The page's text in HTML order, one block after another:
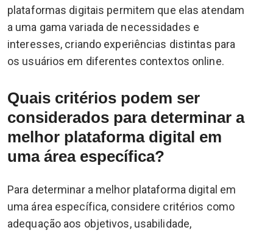
plataformas digitais permitem que elas atendam
a uma gama variada de necessidades e
interesses, criando experiências distintas para
os usuários em diferentes contextos online.
Quais critérios podem ser
considerados para determinar a
melhor plataforma digital em
uma área específica?
Para determinar a melhor plataforma digital em
uma área específica, considere critérios como
adequação aos objetivos, usabilidade,